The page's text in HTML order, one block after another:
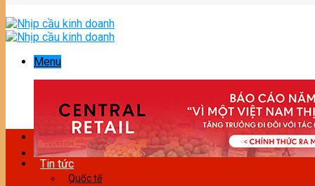
Menu
Tin tức
Quốc tế